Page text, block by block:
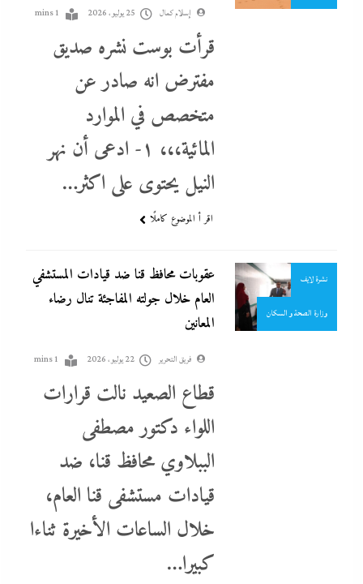
إسلام كمال 25 يوليو، 2026 1 mins
قرأت بوست نشره صديق
مفترض انه صادر عن
متخصص في الموارد
المائية،،، ١- ادعى أن نهر
النيل يحتوى على اكثر…
اقر أ الموضوع كاملًا
نشرة لايف
وزارة الصحة و السكان
عقوبات محافظ قنا ضد قيادات المستشفي
العام خلال جولته المفاجئة تنال رضاء
المعانين
فريق التحرير 22 يوليو، 2026 1 mins
قطاع الصعيد نالت قرارات
اللواء دكتور مصطفى
الببلاوي محافظ قنا، ضد
قيادات مستشفى قنا العام،
خلال الساعات الأخيرة ثناءا
كبيرا…
وقوات تيجراي..ونظام آبي أحمد يرتعب
مدبولي:”مخزون مصر يكفي سنة كاملة”..وارتفاع قياسي في الاحتياطي